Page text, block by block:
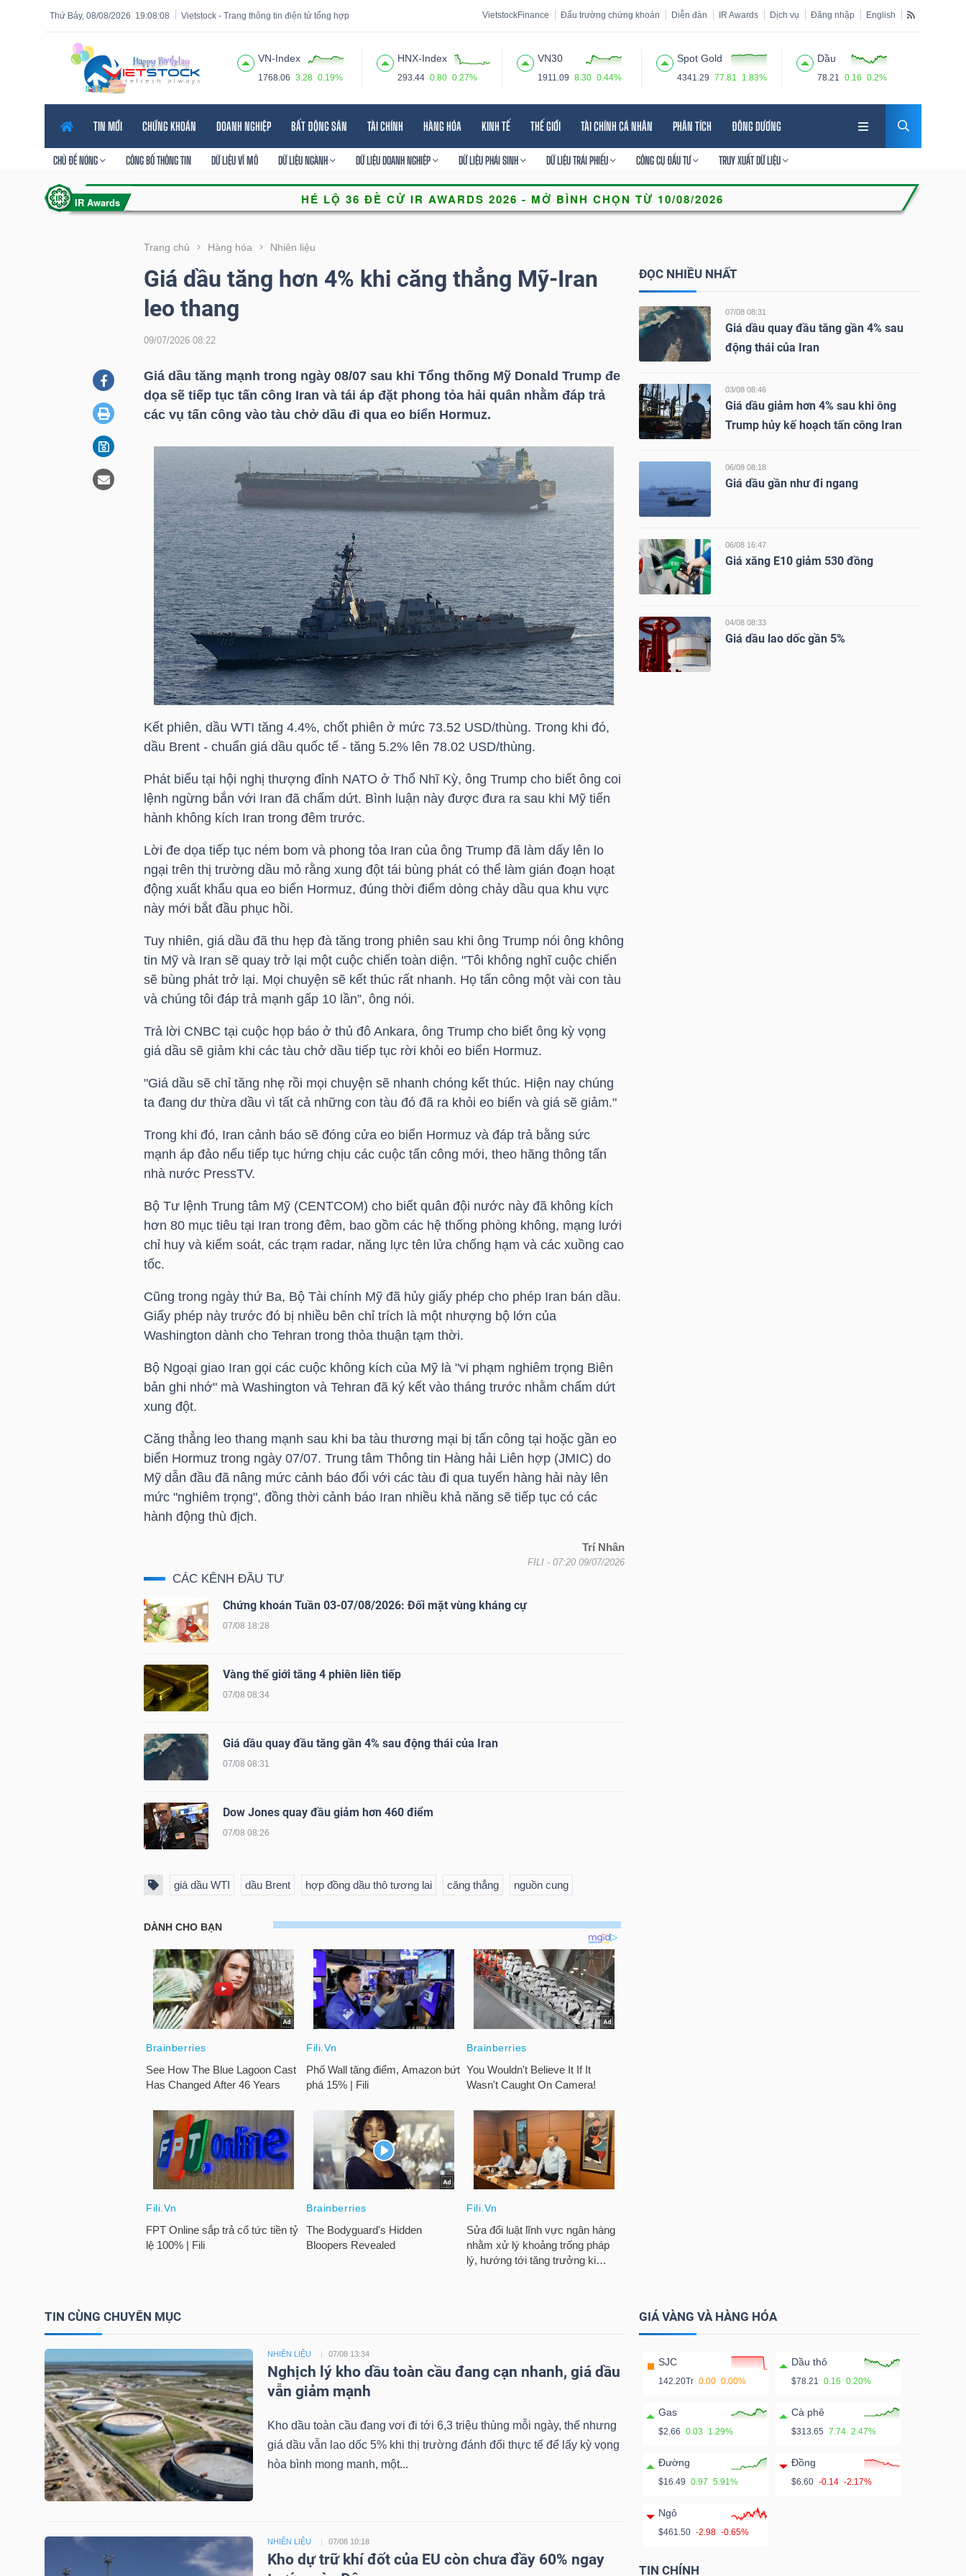
19:08:09
Thứ Bảy, 08/08/2026 Vietstock - Trang thông tin điện tử tổng hợp VietstockFinance Đấu trường chứng khoán Diễn đàn IR Awards Dịch vụ Đăng nhập English
VN-Index
1768.06 3.28 0.19%
HNX-Index
293.44 0.80 0.27%
VN30
1911.09 8.30 0.44%
Spot Gold
4341.29 77.81 1.83%
Dầu
78.21 0.16 0.2%
TIN MỚI CHỨNG KHOÁN DOANH NGHIỆP BẤT ĐỘNG SẢN TÀI CHÍNH HÀNG HÓA KINH TẾ THẾ GIỚI TÀI CHÍNH CÁ NHÂN PHÂN TÍCH ĐÔNG DƯƠNG
CHỦ ĐỀ NÓNG CÔNG BỐ THÔNG TIN DỮ LIỆU VĨ MÔ DỮ LIỆU NGÀNH DỮ LIỆU DOANH NGHIỆP DỮ LIỆU PHÁI SINH DỮ LIỆU TRÁI PHIẾU CÔNG CỤ ĐẦU TƯ TRUY XUẤT DỮ LIỆU
Trang chủ Hàng hóa Nhiên liệu
Giá dầu tăng hơn 4% khi căng thẳng Mỹ-Iran
leo thang
09/07/2026 08:22
Giá dầu tăng mạnh trong ngày 08/07 sau khi Tổng thống Mỹ Donald Trump đe
dọa sẽ tiếp tục tấn công Iran và tái áp đặt phong tỏa hải quân nhằm đáp trả
các vụ tấn công vào tàu chở dầu đi qua eo biển Hormuz.
Kết phiên, dầu WTI tăng 4.4%, chốt phiên ở mức 73.52 USD/thùng. Trong khi đó,
dầu Brent - chuẩn giá dầu quốc tế - tăng 5.2% lên 78.02 USD/thùng.
Phát biểu tại hội nghị thượng đỉnh NATO ở Thổ Nhĩ Kỳ, ông Trump cho biết ông coi
lệnh ngừng bắn với Iran đã chấm dứt. Bình luận này được đưa ra sau khi Mỹ tiến
hành không kích Iran trong đêm trước.
Lời đe dọa tiếp tục ném bom và phong tỏa Iran của ông Trump đã làm dấy lên lo
ngại trên thị trường dầu mỏ rằng xung đột tái bùng phát có thể làm gián đoạn hoạt
động xuất khẩu qua eo biển Hormuz, đúng thời điểm dòng chảy dầu qua khu vực
này mới bắt đầu phục hồi.
Tuy nhiên, giá dầu đã thu hẹp đà tăng trong phiên sau khi ông Trump nói ông không
tin Mỹ và Iran sẽ quay trở lại một cuộc chiến toàn diện. "Tôi không nghĩ cuộc chiến
sẽ bùng phát trở lại. Mọi chuyện sẽ kết thúc rất nhanh. Họ tấn công một vài con tàu
và chúng tôi đáp trả mạnh gấp 10 lần”, ông nói.
Trả lời CNBC tại cuộc họp báo ở thủ đô Ankara, ông Trump cho biết ông kỳ vọng
giá dầu sẽ giảm khi các tàu chở dầu tiếp tục rời khỏi eo biển Hormuz.
"Giá dầu sẽ chỉ tăng nhẹ rồi mọi chuyện sẽ nhanh chóng kết thúc. Hiện nay chúng
ta đang dư thừa dầu vì tất cả những con tàu đó đã ra khỏi eo biển và giá sẽ giảm."
Trong khi đó, Iran cảnh báo sẽ đóng cửa eo biển Hormuz và đáp trả bằng sức
mạnh áp đảo nếu tiếp tục hứng chịu các cuộc tấn công mới, theo hãng thông tấn
nhà nước PressTV.
Bộ Tư lệnh Trung tâm Mỹ (CENTCOM) cho biết quân đội nước này đã không kích
hơn 80 mục tiêu tại Iran trong đêm, bao gồm các hệ thống phòng không, mạng lưới
chỉ huy và kiểm soát, các trạm radar, năng lực tên lửa chống hạm và các xuồng cao
tốc.
Cũng trong ngày thứ Ba, Bộ Tài chính Mỹ đã hủy giấy phép cho phép Iran bán dầu.
Giấy phép này trước đó bị nhiều bên chỉ trích là một nhượng bộ lớn của
Washington dành cho Tehran trong thỏa thuận tạm thời.
Bộ Ngoại giao Iran gọi các cuộc không kích của Mỹ là "vi phạm nghiêm trọng Biên
bản ghi nhớ" mà Washington và Tehran đã ký kết vào tháng trước nhằm chấm dứt
xung đột.
Căng thẳng leo thang mạnh sau khi ba tàu thương mại bị tấn công tại hoặc gần eo
biển Hormuz trong ngày 07/07. Trung tâm Thông tin Hàng hải Liên hợp (JMIC) do
Mỹ dẫn đầu đã nâng mức cảnh báo đối với các tàu đi qua tuyến hàng hải này lên
mức "nghiêm trọng", đồng thời cảnh báo Iran nhiều khả năng sẽ tiếp tục có các
hành động thù địch.
Trí Nhân
FILI - 07:20 09/07/2026
CÁC KÊNH ĐẦU TƯ
Chứng khoán Tuần 03-07/08/2026: Đối mặt vùng kháng cự
07/08 18:28
Vàng thế giới tăng 4 phiên liên tiếp
07/08 08:34
Giá dầu quay đầu tăng gần 4% sau động thái của Iran
07/08 08:31
Dow Jones quay đầu giảm hơn 460 điểm
07/08 08:26
giá dầu WTI dầu Brent hợp đồng dầu thô tương lai căng thẳng nguồn cung
ĐỌC NHIỀU NHẤT
07/08 08:31
Giá dầu quay đầu tăng gần 4% sau
động thái của Iran
03/08 08:46
Giá dầu giảm hơn 4% sau khi ông
Trump hủy kế hoạch tấn công Iran
06/08 08:18
Giá dầu gần như đi ngang
06/08 16:47
Giá xăng E10 giảm 530 đồng
04/08 08:33
Giá dầu lao dốc gần 5%
TIN CÙNG CHUYÊN MỤC
NHIÊN LIỆU 07/08 13:34
Nghịch lý kho dầu toàn cầu đang cạn nhanh, giá dầu
vẫn giảm mạnh
Kho dầu toàn cầu đang vơi đi tới 6,3 triệu thùng mỗi ngày, thế nhưng
giá dầu vẫn lao dốc 5% khi thị trường đánh đổi thực tế để lấy kỳ vọng
hòa bình mong manh, một...
NHIÊN LIỆU 07/08 10:18
Kho dự trữ khí đốt của EU còn chưa đầy 60% ngay
GIÁ VÀNG VÀ HÀNG HÓA
SJC
142.20Tr 0.00 0.00%
Dầu thô
$78.21 0.16 0.20%
Gas
$2.66 0.03 1.29%
Cà phê
$313.65 7.74 2.47%
Đường
$16.49 0.97 5.91%
Đồng
$6.60 -0.14 -2.17%
Ngô
$461.50 -2.98 -0.65%
TIN CHÍNH
Tính năng
năng
VIETSTOCK
CÔNG
NGHIỆP
TIÊU
KHÔNG